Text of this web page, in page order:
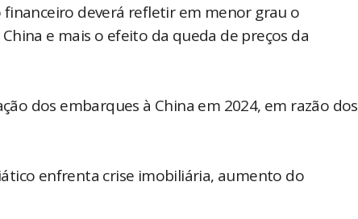
deverá refletir em menor grau o
e mais o efeito da queda de preços da
dos embarques à China em 2024, em razão dos
enfrenta crise imobiliária, aumento do